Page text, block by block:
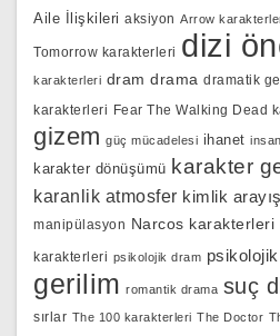
Aile İlişkileri aksiyon Arrow
Tomorrow karakterleri dizi
karakterleri dram drama dramatik
karakterleri Fear The Walking Dead
gizem güç mücadelesi ihanet
karakter dönüşümü karakter
karanlik atmosfer kimlik
manipülasyon Narcos karakterleri
karakterleri psikolojik dram
gerilim romantik drama suç
sırlar The 100 karakterleri The Doctor